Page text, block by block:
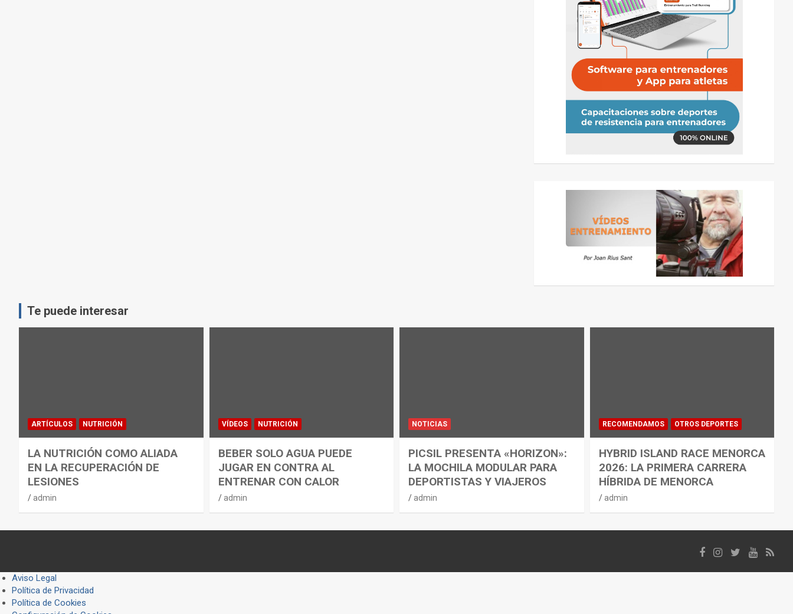
Te puede interesar
ARTÍCULOS NUTRICIÓN
LA NUTRICIÓN COMO ALIADA
EN LA RECUPERACIÓN DE
LESIONES
admin
VÍDEOS NUTRICIÓN
BEBER SOLO AGUA PUEDE
JUGAR EN CONTRA AL
ENTRENAR CON CALOR
admin
NOTICIAS
PICSIL PRESENTA «HORIZON»:
LA MOCHILA MODULAR PARA
DEPORTISTAS Y VIAJEROS
admin
RECOMENDAMOS OTROS DEPORTES
HYBRID ISLAND RACE MENORCA
2026: LA PRIMERA CARRERA
HÍBRIDA DE MENORCA
admin
Aviso Legal
Política de Privacidad
Política de Cookies